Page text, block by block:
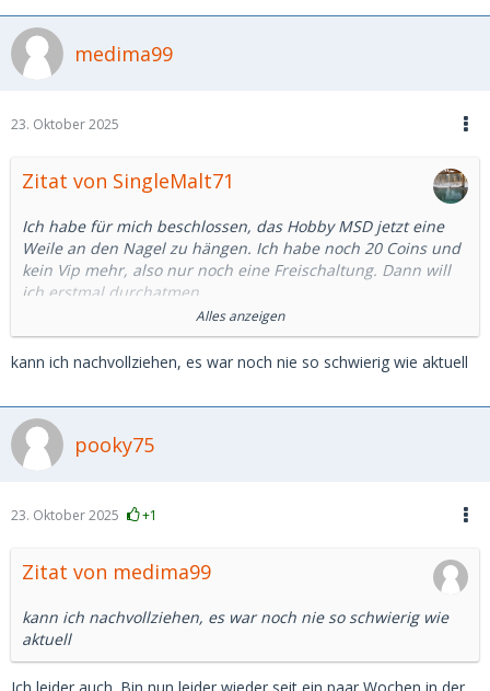
medima99
23. Oktober 2025
Zitat von SingleMalt71
Ich habe für mich beschlossen, das Hobby MSD jetzt eine
Weile an den Nagel zu hängen. Ich habe noch 20 Coins und
kein Vip mehr, also nur noch eine Freischaltung. Dann will
ich erstmal durchatmen.
Hintergrund ist, dass ich seit Sommer wieder suche und
aufgrund der vielen negativen Erfahrung merke, dass meine
Ich habe diese Woche 2 Dates abgesagt, weil mich jeweils
eine Formulierung im Chat gestört hat, die - objektiv
betrachtet - wohl auch auf fehlende Ausdrucksfähigkeit
Alles anzeigen
kann ich nachvollziehen, es war noch nie so schwierig wie aktuell
pooky75
23. Oktober 2025 +1
Zitat von medima99
kann ich nachvollziehen, es war noch nie so schwierig wie
aktuell